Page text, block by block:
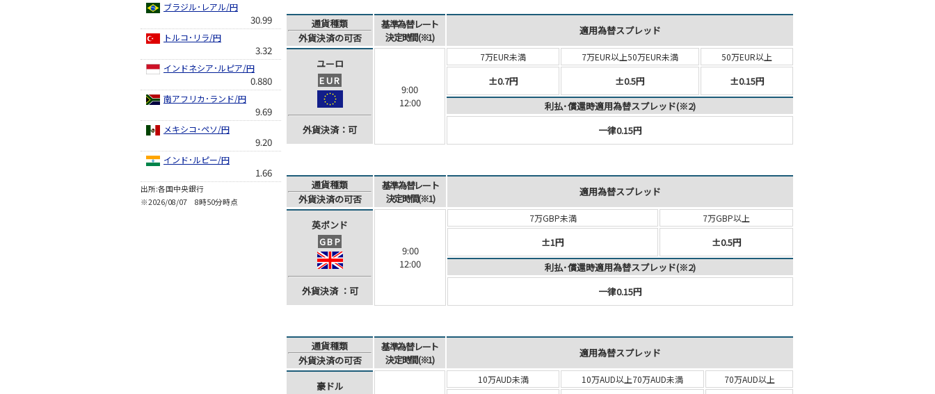
通貨種類
外貨決済の可否
基準為替レート
決定時間(※1)
適用為替スプレッド
ユーロ
EUR
外貨決済：可
9:00
12:00
7万EUR未満 7万EUR以上50万EUR未満 50万EUR以上
±0.7円 ±0.5円
±0.15円
利払･償還時適用為替スプレッド(※2)
一律0.15円
通貨種類
外貨決済の可否
基準為替レート
決定時間(※1)
適用為替スプレッド
英ポンド
GBP
外貨決済：可
9:00
12:00
7万GBP未満 7万GBP以上
±1円
±0.5円
利払･償還時適用為替スプレッド(※2)
一律0.15円
通貨種類
外貨決済の可否
基準為替レート
決定時間(※1)
適用為替スプレッド
豪ドル
10万AUD未満 10万AUD以上70万AUD未満 70万AUD以上
ブラジル･レアル/円
30.99
トルコ･リラ/円
3.32
インドネシア･ルピア/円
0.880
南アフリカ･ランド/円
9.69
メキシコ･ペソ/円
9.20
インド･ルピー/円
1.66
出所:各国中央銀行
※2026/08/07 8時50分時点